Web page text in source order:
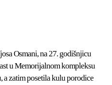
Osmani, na 27. godišnjicu
u Memorijalnom kompleksu
a zatim posetila kulu porodice